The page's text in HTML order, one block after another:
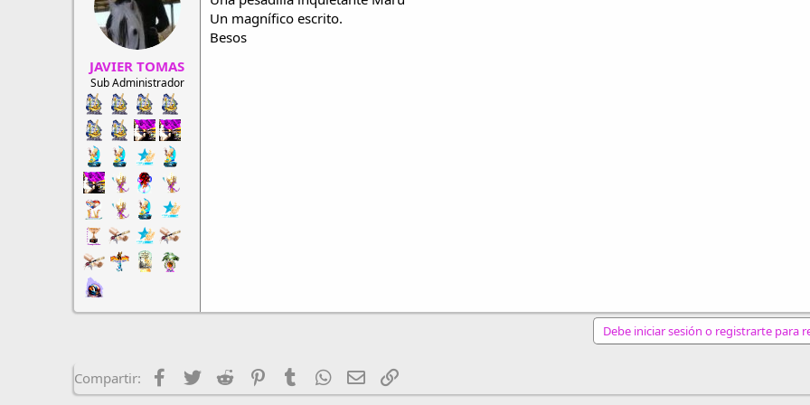
JAVIER TOMAS
Sub Administrador
Un magnífico escrito.
Besos
Debe iniciar sesión o registrarte para
Compartir: Facebook
TwitterReddit PinterestTumblrWhatsApp
EmailEnlace